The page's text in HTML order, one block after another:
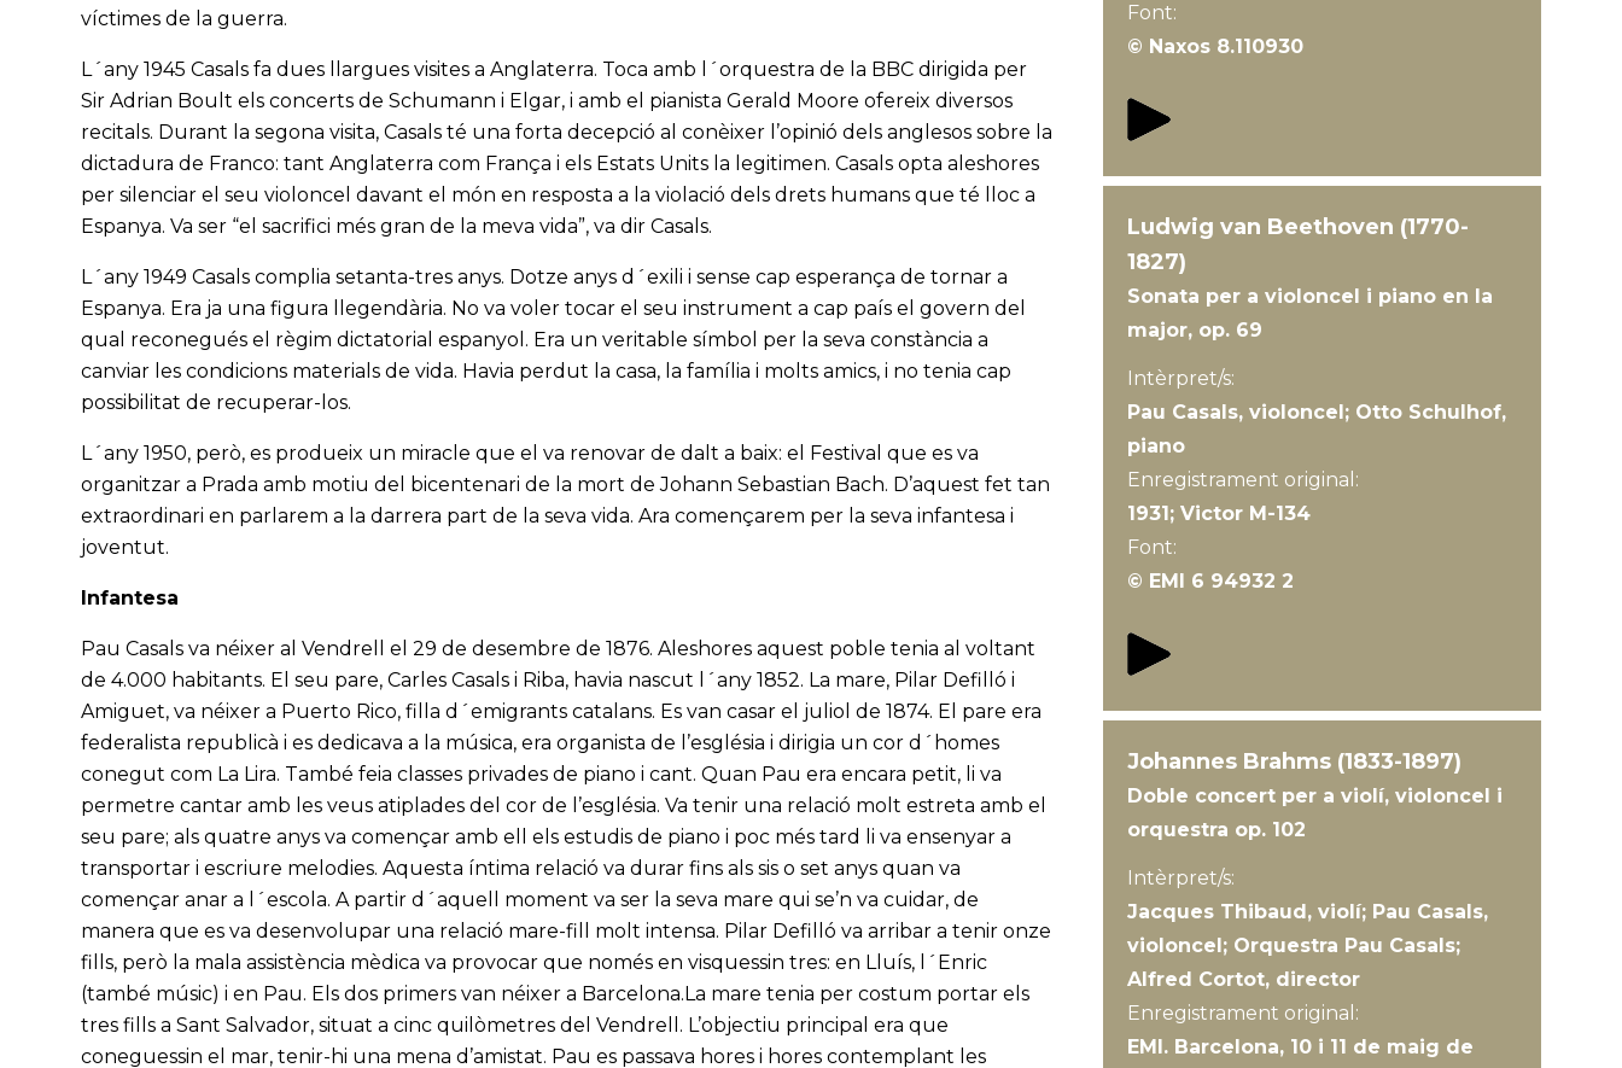
víctimes de la guerra.
L´any 1945 Casals fa dues llargues visites a Anglaterra. Toca amb l´orquestra de la BBC dirigida per
Sir Adrian Boult els concerts de Schumann i Elgar, i amb el pianista Gerald Moore ofereix diversos
recitals. Durant la segona visita, Casals té una forta decepció al conèixer l’opinió dels anglesos sobre la
dictadura de Franco: tant Anglaterra com França i els Estats Units la legitimen. Casals opta aleshores
per silenciar el seu violoncel davant el món en resposta a la violació dels drets humans que té lloc a
Espanya. Va ser “el sacrifici més gran de la meva vida”, va dir Casals.
L´any 1949 Casals complia setanta-tres anys. Dotze anys d´exili i sense cap esperança de tornar a
Espanya. Era ja una figura llegendària. No va voler tocar el seu instrument a cap país el govern del
qual reconegués el règim dictatorial espanyol. Era un veritable símbol per la seva constància a
canviar les condicions materials de vida. Havia perdut la casa, la família i molts amics, i no tenia cap
possibilitat de recuperar-los.
L´any 1950, però, es produeix un miracle que el va renovar de dalt a baix: el Festival que es va
organitzar a Prada amb motiu del bicentenari de la mort de Johann Sebastian Bach. D’aquest fet tan
extraordinari en parlarem a la darrera part de la seva vida. Ara començarem per la seva infantesa i
joventut.
Infantesa
Pau Casals va néixer al Vendrell el 29 de desembre de 1876. Aleshores aquest poble tenia al voltant
de 4.000 habitants. El seu pare, Carles Casals i Riba, havia nascut l´any 1852. La mare, Pilar Defilló i
Amiguet, va néixer a Puerto Rico, filla d´emigrants catalans. Es van casar el juliol de 1874. El pare era
federalista republicà i es dedicava a la música, era organista de l’església i dirigia un cor d´homes
conegut com La Lira. També feia classes privades de piano i cant. Quan Pau era encara petit, li va
permetre cantar amb les veus atiplades del cor de l’església. Va tenir una relació molt estreta amb el
seu pare; als quatre anys va començar amb ell els estudis de piano i poc més tard li va ensenyar a
transportar i escriure melodies. Aquesta íntima relació va durar fins als sis o set anys quan va
començar anar a l´escola. A partir d´aquell moment va ser la seva mare qui se’n va cuidar, de
manera que es va desenvolupar una relació mare-fill molt intensa. Pilar Defilló va arribar a tenir onze
fills, però la mala assistència mèdica va provocar que només en visquessin tres: en Lluís, l´Enric
(també músic) i en Pau. Els dos primers van néixer a Barcelona.La mare tenia per costum portar els
tres fills a Sant Salvador, situat a cinc quilòmetres del Vendrell. L’objectiu principal era que
coneguessin el mar, tenir-hi una mena d’amistat. Pau es passava hores i hores contemplant les
Font:
© Naxos 8.110930
Ludwig van Beethoven (1770-
1827)
Sonata per a violoncel i piano en la
major, op. 69
Intèrpret/s:
Pau Casals, violoncel; Otto Schulhof,
piano
Enregistrament original:
1931; Victor M-134
Font:
© EMI 6 94932 2
Johannes Brahms (1833-1897)
Doble concert per a violí, violoncel i
orquestra op. 102
Intèrpret/s:
Jacques Thibaud, violí; Pau Casals,
violoncel; Orquestra Pau Casals;
Alfred Cortot, director
Enregistrament original:
EMI. Barcelona, 10 i 11 de maig de